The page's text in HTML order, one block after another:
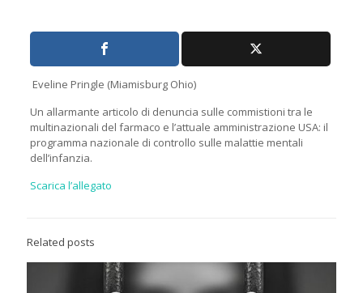
Eveline Pringle (Miamisburg Ohio)
Un allarmante articolo di denuncia sulle commistioni tra le
multinazionali del farmaco e l’attuale amministrazione USA: il
programma nazionale di controllo sulle malattie mentali
dell’infanzia.
Scarica l’allegato
Related posts